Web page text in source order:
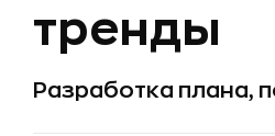
тренды
Разработка плана,